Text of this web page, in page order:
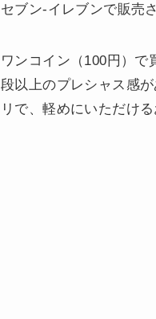
セブン-イレブンで販売
ワンコイン（100円）で
段以上のプレシャス感
リで、軽めにいただけ